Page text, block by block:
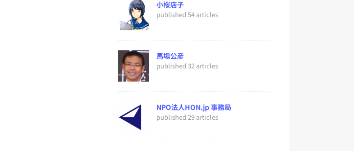
小桜店子
published 54 articles
馬場公彦
published 32 articles
NPO法人HON.jp 事務局
published 29 articles